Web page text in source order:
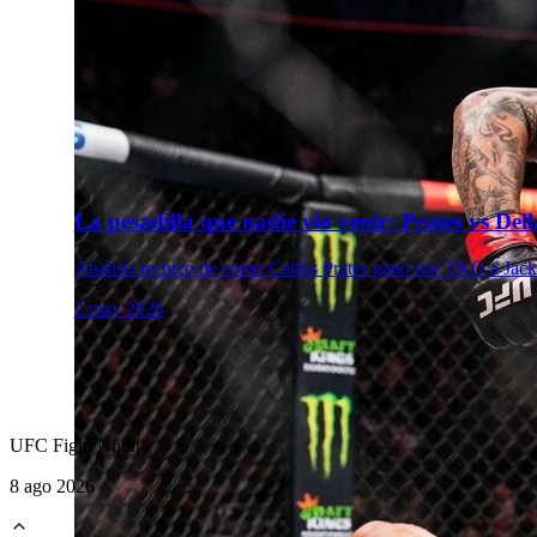
La pesadilla que nadie vio venir: Prates vs
Analisis tecnico de como Carlos Prates gano por TKO a
2 may 2026
UFC Fight Night
8 ago 2026